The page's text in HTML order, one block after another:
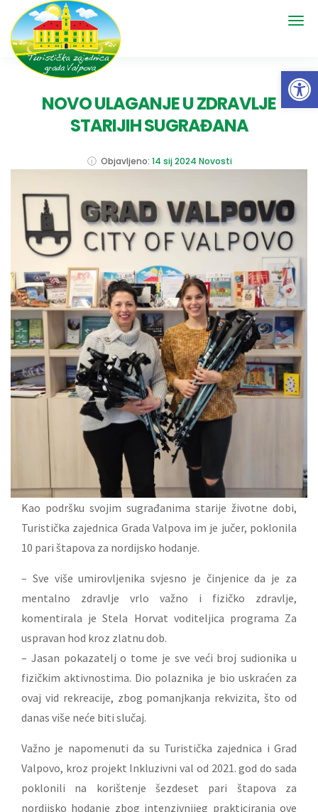
NOVO ULAGANJE U ZDRAVLJE
STARIJIH SUGRAĐANA
Objavljeno: 14 sij 2024 Novosti
Kao podršku svojim sugrađanima starije životne dobi,
Turistička zajednica Grada Valpova im je jučer, poklonila
10 pari štapova za nordijsko hodanje.
– Sve više umirovljenika svjesno je činjenice da je za
mentalno zdravlje vrlo važno i fizičko zdravlje,
komentirala je Stela Horvat voditeljica programa Za
uspravan hod kroz zlatnu dob.
– Jasan pokazatelj o tome je sve veći broj sudionika u
fizičkim aktivnostima. Dio polaznika je bio uskraćen za
ovaj vid rekreacije, zbog pomanjkanja rekvizita, što od
danas više neće biti slučaj.
Važno je napomenuti da su Turistička zajednica i Grad
Valpovo, kroz projekt Inkluzivni val od 2021. god do sada
poklonili na korištenje šezdeset pari štapova za
nordijsko hodanje zbog intenzivnijeg prakticiranja ove